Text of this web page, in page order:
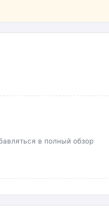
в полный обзор